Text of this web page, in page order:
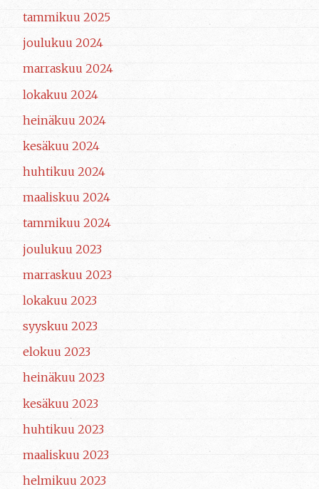
tammikuu 2025
joulukuu 2024
marraskuu 2024
lokakuu 2024
heinäkuu 2024
kesäkuu 2024
huhtikuu 2024
maaliskuu 2024
tammikuu 2024
joulukuu 2023
marraskuu 2023
lokakuu 2023
syyskuu 2023
elokuu 2023
heinäkuu 2023
kesäkuu 2023
huhtikuu 2023
maaliskuu 2023
helmikuu 2023